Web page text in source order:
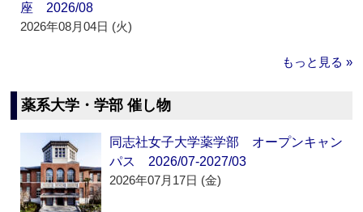
座 2026/08
2026年08月04日 (火)
もっと見る »
薬系大学・学部 催し物
同志社女子大学薬学部 オープンキャン
パス 2026/07-2027/03
2026年07月17日 (金)